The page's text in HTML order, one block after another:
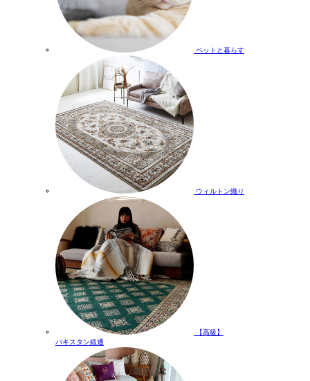
ペットと暮らす
ウィルトン織り
【高級】
パキスタン緞通